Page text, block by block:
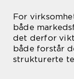
For
både
det derfor
både forstår
strukturerte